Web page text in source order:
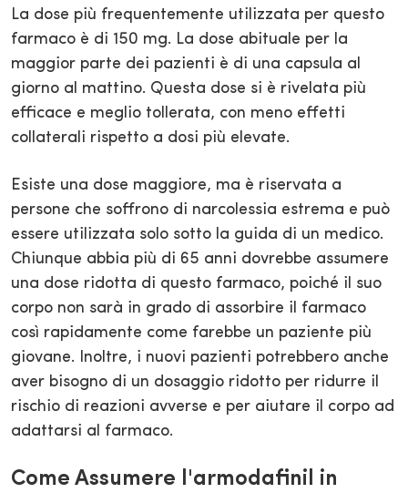
La dose più frequentemente utilizzata per questo
farmaco è di 150 mg. La dose abituale per la
maggior parte dei pazienti è di una capsula al
giorno al mattino. Questa dose si è rivelata più
efficace e meglio tollerata, con meno effetti
collaterali rispetto a dosi più elevate.
Esiste una dose maggiore, ma è riservata a
persone che soffrono di narcolessia estrema e può
essere utilizzata solo sotto la guida di un medico.
Chiunque abbia più di 65 anni dovrebbe assumere
una dose ridotta di questo farmaco, poiché il suo
corpo non sarà in grado di assorbire il farmaco
così rapidamente come farebbe un paziente più
giovane. Inoltre, i nuovi pazienti potrebbero anche
aver bisogno di un dosaggio ridotto per ridurre il
rischio di reazioni avverse e per aiutare il corpo ad
adattarsi al farmaco.
Come Assumere l'armodafinil in